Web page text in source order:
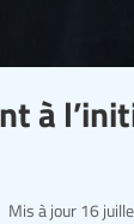
à
Mis à jour 16